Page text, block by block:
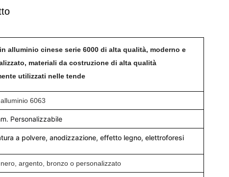
alluminio cinese serie 6000 di alta qualità, moderno e
materiali da costruzione di alta qualità
utilizzati nelle tende
6063
Personalizzabile
a polvere, anodizzazione, effetto legno, elettroforesi
argento, bronzo o personalizzato